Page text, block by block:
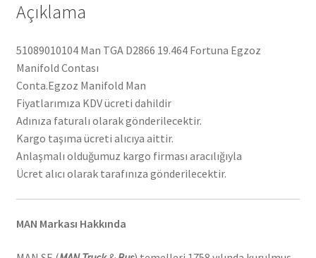
Açıklama
51089010104 Man TGA D2866 19.464 Fortuna Egzoz
Manifold Contası
Conta.Egzoz Manifold Man
Fiyatlarımıza KDV ücreti dahildir
Adınıza faturalı olarak gönderilecektir.
Kargo taşıma ücreti alıcıya aittir.
Anlaşmalı olduğumuz kargo firması aracılığıyla
Ücret alıcı olarak tarafınıza gönderilecektir.
MAN Markası Hakkında